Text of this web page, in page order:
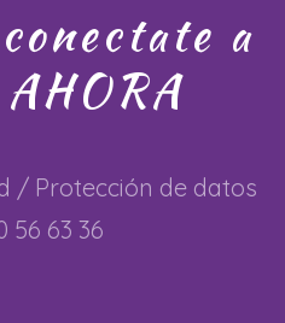
a
/ Protección de datos
56 63 36